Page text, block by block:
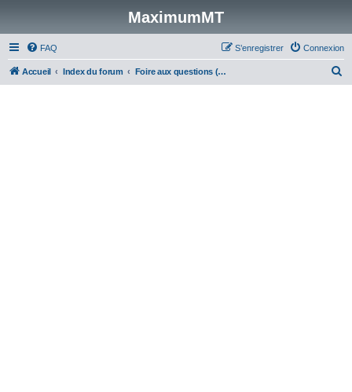
MaximumMT
FAQ Connexion
S’enregistrer
Accueil Index du forum Foire aux questions (Questions posées fréquemment)